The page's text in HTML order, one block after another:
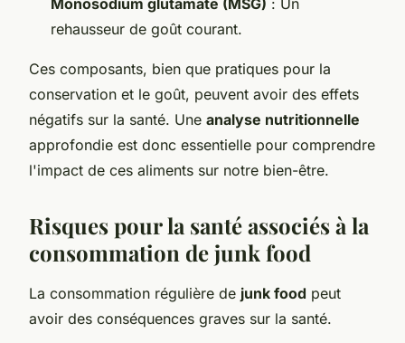
rehausseur de goût courant.
Ces composants, bien que pratiques pour la
conservation et le goût, peuvent avoir des effets
négatifs sur la santé. Une analyse nutritionnelle
approfondie est donc essentielle pour comprendre
l'impact de ces aliments sur notre bien-être.
Risques pour la santé associés à la
consommation de junk food
La consommation régulière de junk food peut
avoir des conséquences graves sur la santé.